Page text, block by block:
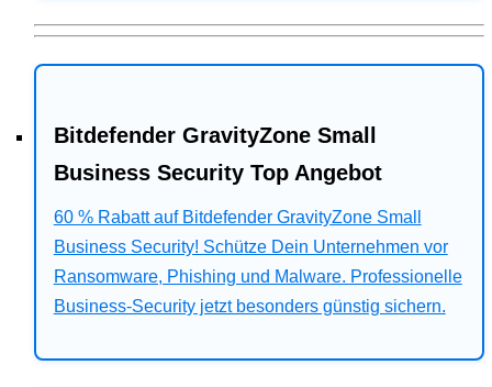
Bitdefender GravityZone Small
Business Security Top Angebot
60 % Rabatt auf Bitdefender GravityZone Small
Business Security! Schütze Dein Unternehmen vor
Ransomware, Phishing und Malware. Professionelle
Business-Security jetzt besonders günstig sichern.